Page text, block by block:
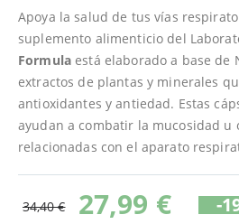
galería
de
imágenes
Apoya la salud de tus vías
suplemento alimenticio del
Formulaestá elaborado a base de
extractos de plantas y minerales
antioxidantes y antiedad. Estas
ayudan a combatir la mucosidad u
relacionadas con el aparato
34,40 € 27,99 € -